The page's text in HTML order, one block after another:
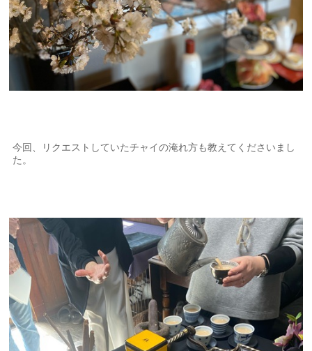
今回、リクエストしていたチャイの淹れ方も教えてくださいまし
た。